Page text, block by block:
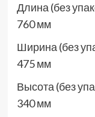
Длина (без
760 мм
Ширина (без
475 мм
Высота (без
340 мм